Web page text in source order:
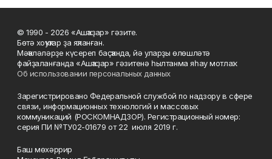
© 1990 - 2026 «Ашҡаҙар» гәзите.
Бөтә хоҡуҡтар ҙа яҡланған.
Мәҡәләләрҙе күсереп баҫҡанда, йә уларҙы өлөшләтә
файҙаланғанда «Ашҡаҙар» гәзитенә һылтанма яһау мотлаҡ.
Об использовании персональных данных
Зарегистрировано Федеральной службой по надзору в сфере
связи, информационных технологий и массовых
коммуникаций (РОСКОМНАДЗОР). Регистрационный номер:
серия ПИ №ТУ02-01679 от 22 июля 2019 г.
Баш мөхәррир